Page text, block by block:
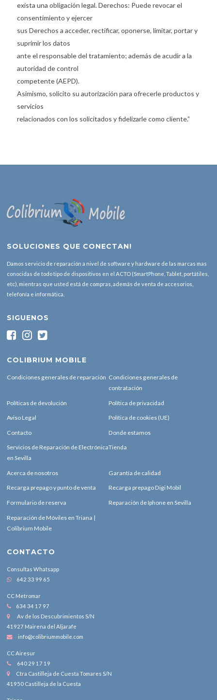
exista una obligación legal. Derechos: Puede revocar el
consentimiento y ejercer
sus Derechos a acceder, rectificar, oponerse, limitar, portar y
suprimir los datos
ante el responsable del tratamiento; además de acudir a la
autoridad de control
competente (AEPD).
Asimismo, solicito su autorización para ofrecerle productos y
servicios
relacionados con los solicitados y fidelizarle como cliente.”
SOLUCIONES QUE CONECTAN!
Damos servicio de reparación a nivel de software y hardware de las marcas mas
conocidas de todo tipo de dispositivos en el ACTO (SmartPhone, Tablet, portátiles,
etc), mientras que usted está de compras, además de venta de accesorios,
telefonía e informática.
SIGUENOS
COLIBRIUM MOBILE
Condiciones generales de reparación Condiciones generales de
contratación
Políticas de devolución Política de privacidad
Aviso Legal Política de cookies (UE)
Contacto Donde estamos
Servicios de Reparación de Electrónica
en Sevilla
Tienda
Acerca de nosotros Garantía de calidad
Recarga prepago y punto de venta Recarga prepago Digi Mobil
Formulario de reserva Reparación de Iphone en Sevilla
Reparación de Móviles en Triana |
Colibrium Mobile
CONTACTO
Consultas Whatsapp
642 33 99 65
CC Metromar
634 34 17 97
Av de los Descubrimientos S/N
41927 Mairena del Aljarafe
info@colibriummobile.com
CC Airesur
640 29 17 19
Ctra Castilleja de Cuesta Tomares S/N
41950 Castilleja de la Cuesta